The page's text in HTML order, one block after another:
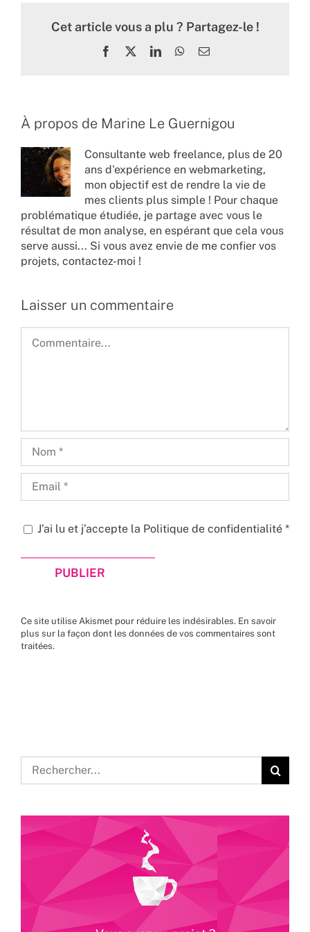
Cet article vous a plu ? Partagez-le !
Facebook LinkedInWhatsApp
Email
À propos de Marine Le Guernigou
Consultante web freelance, plus de 20
ans d'expérience en webmarketing,
mon objectif est de rendre la vie de
mes clients plus simple ! Pour chaque
problématique étudiée, je partage avec vous le
résultat de mon analyse, en espérant que cela vous
serve aussi... Si vous avez envie de me confier vos
projets, contactez-moi !
Laisser un commentaire
J’ai lu et j’accepte la Politique de confidentialité *
Ce site utilise Akismet pour réduire les indésirables. En savoir
plus sur la façon dont les données de vos commentaires sont
traitées.
Rechercher: